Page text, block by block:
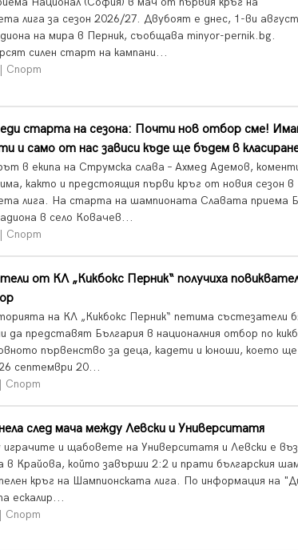
лига за сезон 2026/27. Двубоят е днес, 1-ви
на мира в Перник, съобщава minyor-pernik.bg.
силен старт на кампани...
Спорт
старта на сезона: Почти нов отбор сме!
и само от нас зависи къде ще бъдем в
в екипа на Струмска слава – Ахмед Адемов,
както и предстоящия първи кръг от новия сезон в
лига. На старта на шампионата Славата приема
в село Ковачев...
Спорт
от КЛ „Кикбокс Перник“ получиха
на КЛ „Кикбокс Перник“ петима състезатели
да представят България в националния отбор по
първенство за деца, кадети и юноши, което ще
септември 20...
Спорт
след мача между Левски и Университатя
и щабовете на Университатя и Левски е
в Крайова, който завърши 2:2 и прати българския
кръг на Шампионската лига. По информация на
ескалир...
Спорт